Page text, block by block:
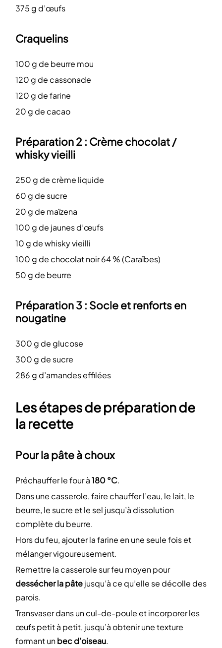
375 g d’œufs
Craquelins
100 g de beurre mou
120 g de cassonade
120 g de farine
20 g de cacao
Préparation 2 : Crème chocolat /
whisky vieilli
250 g de crème liquide
60 g de sucre
20 g de maïzena
100 g de jaunes d’œufs
10 g de whisky vieilli
100 g de chocolat noir 64 % (Caraïbes)
50 g de beurre
Préparation 3 : Socle et renforts en
nougatine
300 g de glucose
300 g de sucre
286 g d’amandes effilées
Les étapes de préparation de
la recette
Pour la pâte à choux
Préchauffer le four à180 °C.
Dans une casserole, faire chauffer l’eau, le lait, le
beurre, le sucre et le sel jusqu’à dissolution
complète du beurre.
Hors du feu, ajouter la farine en une seule fois et
mélanger vigoureusement.
Remettre la casserole sur feu moyen pour
dessécher la pâtejusqu’à ce qu’elle se décolle des
parois.
Transvaser dans un cul-de-poule et incorporer les
œufs petit à petit, jusqu’à obtenir une texture
formant unbec d’oiseau.